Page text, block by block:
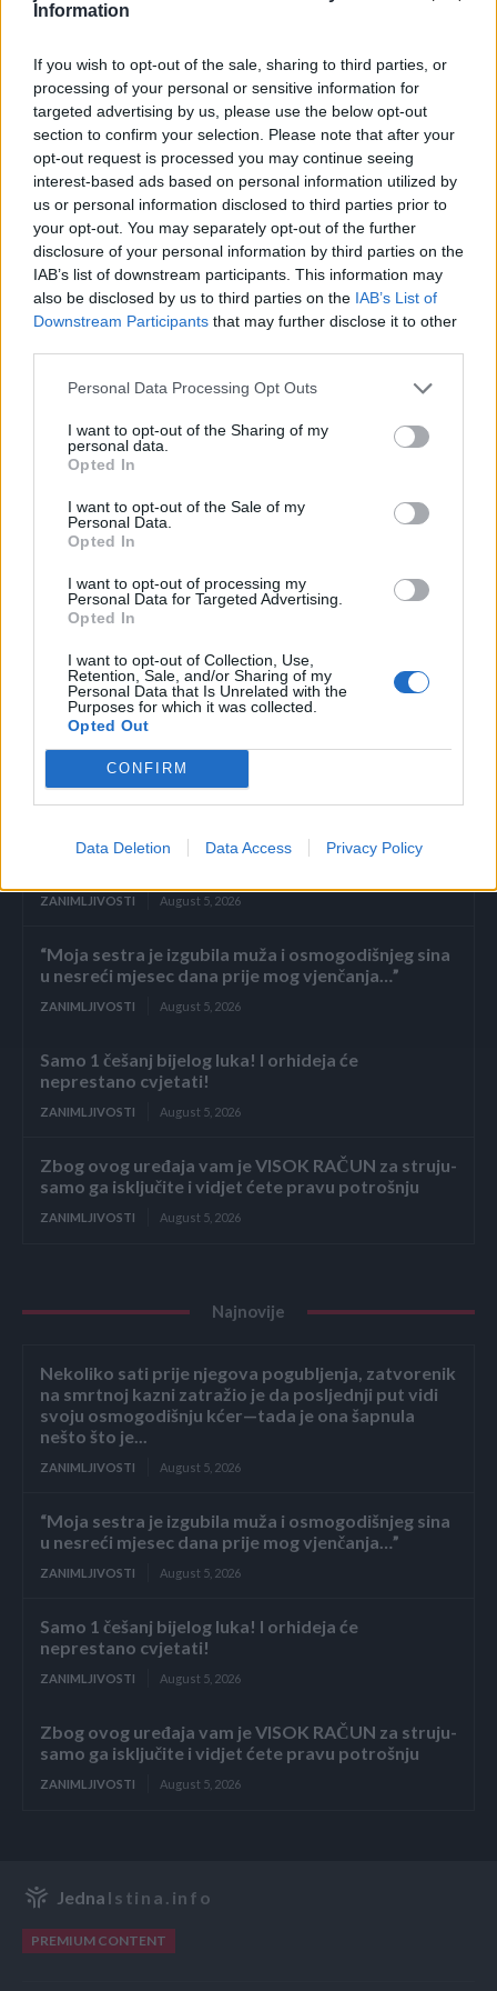
Information
If you wish to opt-out of the sale, sharing to third parties, or
processing of your personal or sensitive information for
targeted advertising by us, please use the below opt-out
section to confirm your selection. Please note that after your
opt-out request is processed you may continue seeing
interest-based ads based on personal information utilized by
us or personal information disclosed to third parties prior to
your opt-out. You may separately opt-out of the further
disclosure of your personal information by third parties on the
IAB’s list of downstream participants. This information may
also be disclosed by us to third parties on the IAB’s List of
Downstream Participants that may further disclose it to other
Personal Data Processing Opt Outs
I want to opt-out of the Sharing of my
personal data.
Opted In
I want to opt-out of the Sale of my
Personal Data.
Opted In
I want to opt-out of processing my
Personal Data for Targeted Advertising.
Opted In
I want to opt-out of Collection, Use,
Retention, Sale, and/or Sharing of my
Personal Data that Is Unrelated with the
Purposes for which it was collected.
Opted Out
CONFIRM
Data Deletion Data Access Privacy Policy
ležanja u istoj pozi. Uzrok može biti i slaba cirkulacija,
pritisak na periferne nerve ili nerve uz kičmu.
FOTO: PROFIMEDIA
Bolesti
Trnci se javljaju i kao pokazatelj određenih bolesti, poput
dijabetesa, multiple skleroze, migrene, srčanog ili
manjkom minerala i vitamina u organizmu, preteranim
narkotika. Sve u svemu, ukoliko se ova pojava često dešava,
ne odlažite posetu doktoru kako biste je što pre otklonili.
preuzeto
Povezano
Nekoliko sati prije njegova pogubljenja, zatvorenik
svoju osmogodišnju kćer—tada je ona šapnula
ZANIMLJIVOSTI August 5, 2026
“Moja sestra je izgubila muža i osmogodišnjeg sina
u nesreći mjesec dana prije mog vjenčanja…”
ZANIMLJIVOSTI August 5, 2026
Samo 1 češanj bijelog luka! I orhideja će
neprestano cvjetati!
ZANIMLJIVOSTI August 5, 2026
Zbog ovog uređaja vam je VISOK RAČUN za struju-
samo ga isključite i vidjet ćete pravu potrošnju
ZANIMLJIVOSTI August 5, 2026
Najnovije
Nekoliko sati prije njegova pogubljenja, zatvorenik
na smrtnoj kazni zatražio je da posljednji put vidi
svoju osmogodišnju kćer—tada je ona šapnula
nešto što je...
ZANIMLJIVOSTI August 5, 2026
“Moja sestra je izgubila muža i osmogodišnjeg sina
u nesreći mjesec dana prije mog vjenčanja…”
ZANIMLJIVOSTI August 5, 2026
Samo 1 češanj bijelog luka! I orhideja će
neprestano cvjetati!
ZANIMLJIVOSTI August 5, 2026
Zbog ovog uređaja vam je VISOK RAČUN za struju-
samo ga isključite i vidjet ćete pravu potrošnju
ZANIMLJIVOSTI August 5, 2026
Jedna Istina.info
PREMIUM CONTENT